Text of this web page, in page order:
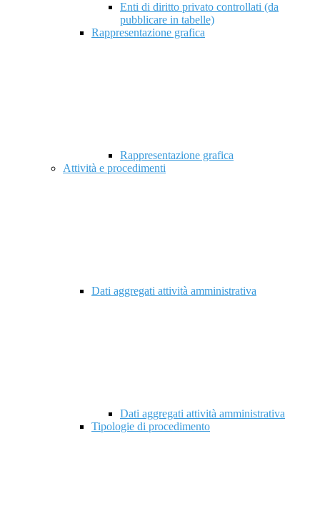
Enti di diritto privato controllati (da
pubblicare in tabelle)
Rappresentazione grafica
Rappresentazione grafica
Attività e procedimenti
Dati aggregati attività amministrativa
Dati aggregati attività amministrativa
Tipologie di procedimento